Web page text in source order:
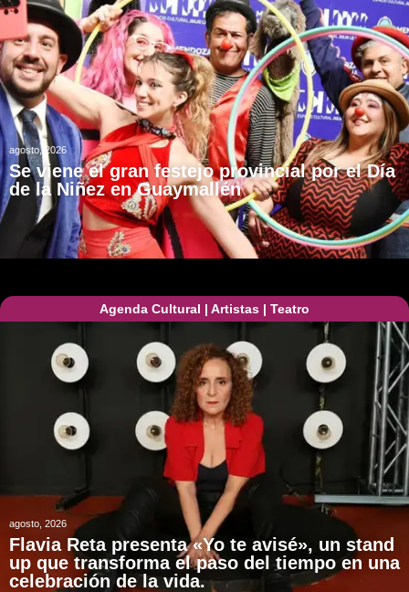
agosto, 2026
Se viene el gran festejo provincial por el Día
de la Niñez en Guaymallén
Agenda Cultural | Artistas | Teatro
agosto, 2026
Flavia Reta presenta «Yo te avisé», un stand
up que transforma el paso del tiempo en una
celebración de la vida.